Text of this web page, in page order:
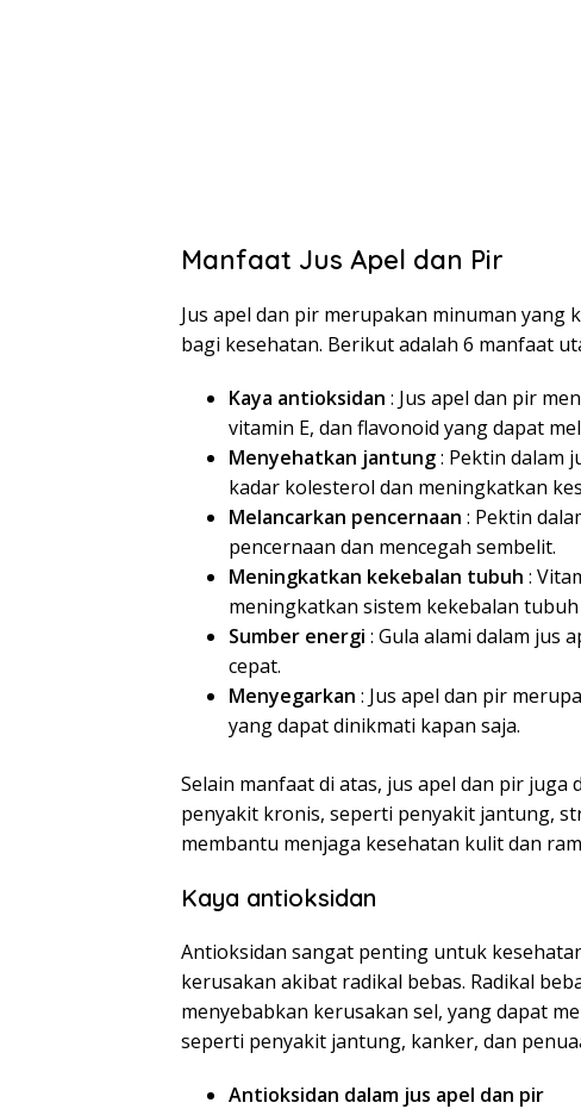
Manfaat Jus Apel dan Pir
Jus apel dan pir merupakan minuman
bagi kesehatan. Berikut adalah 6 manfaat
Kaya antioksidan : Jus apel dan pir
vitamin E, dan flavonoid yang dapat
Menyehatkan jantung: Pektin dalam
kadar kolesterol dan meningkatkan
Melancarkan pencernaan : Pektin
pencernaan dan mencegah sembelit.
Meningkatkan kekebalan tubuh :
meningkatkan sistem kekebalan
Sumber energi : Gula alami dalam jus
cepat.
Menyegarkan : Jus apel dan pir
yang dapat dinikmati kapan saja.
Selain manfaat di atas, jus apel dan pir
penyakit kronis, seperti penyakit jantung,
membantu menjaga kesehatan kulit dan
Kaya antioksidan
Antioksidan sangat penting untuk
kerusakan akibat radikal bebas. Radikal
menyebabkan kerusakan sel, yang dapat
seperti penyakit jantung, kanker, dan
Antioksidan dalam jus apel dan pir